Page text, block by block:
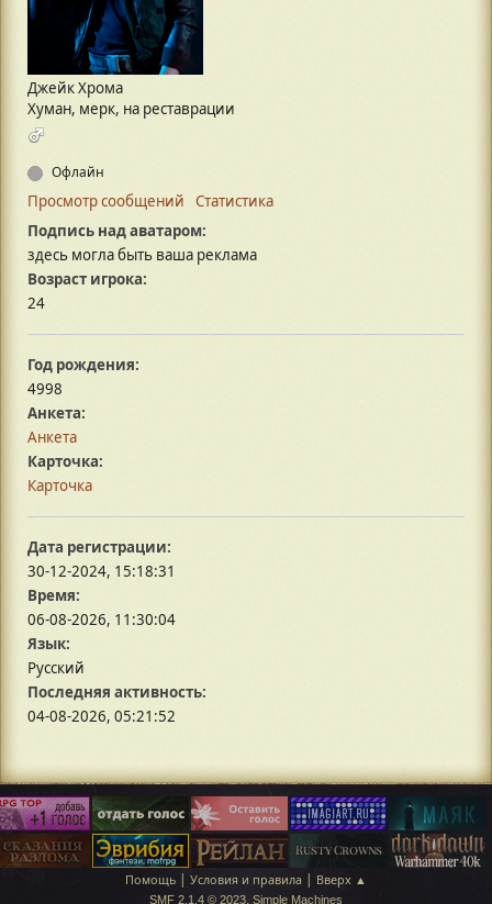
Джейк Хрома
Хуман, мерк, на реставрации
Офлайн
Просмотр сообщений
Статистика
Подпись над аватаром:
здесь могла быть ваша реклама
Возраст игрока:
24
Год рождения:
4998
Анкета:
Анкета
Карточка:
Карточка
Дата регистрации:
30-12-2024, 15:18:31
Время:
06-08-2026, 11:30:04
Язык:
Русский
Последняя активность:
04-08-2026, 05:21:52
Помощь | Условия и правила | Вверх ▲
SMF 2.1.4 © 2023, Simple Machines